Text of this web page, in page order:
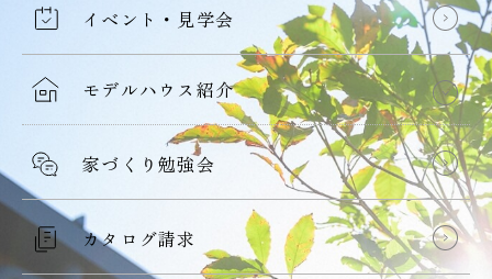
イベント・見学会
モデルハウス紹介
家づくり勉強会
カタログ請求